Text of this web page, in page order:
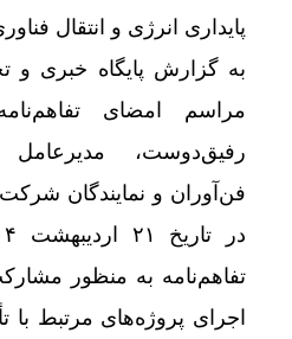
پایداری انرژی و انتقال
به گزارش پایگاه خبری و
مراسم امضای
رفیق‌دوست،
فن‌آوران و نمایندگان شرکت
تفاهم‌نامه به منظور
اجرای پروژه‌های مرتبط با